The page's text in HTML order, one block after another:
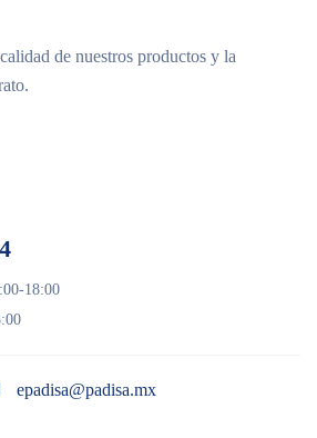
de nuestros productos y la
18:00
epadisa@padisa.mx